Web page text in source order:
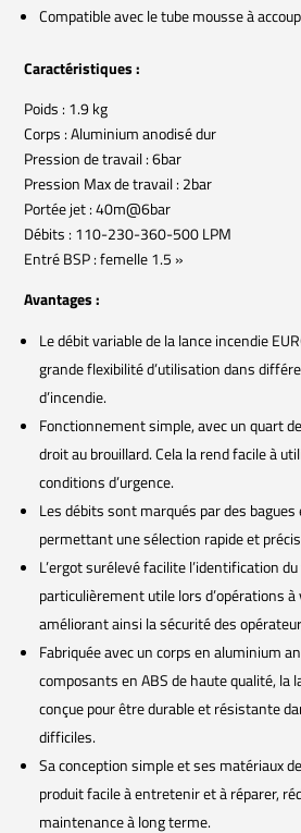
Compatible avec le tube mousse à
Caractéristiques :
Poids : 1.9 kg
Corps : Aluminium anodisé dur
Pression de travail : 6bar
Pression Max de travail : 2bar
Portée jet : 40m@6bar
Débits : 110-230-360-500 LPM
Entré BSP : femelle 1.5 »
Avantages :
Le débit variable de la lance incendie
grande flexibilité d’utilisation dans
d’incendie.
Fonctionnement simple, avec un quart
droit au brouillard. Cela la rend facile à
conditions d’urgence.
Les débits sont marqués par des
permettant une sélection rapide et
L’ergot surélevé facilite l’identification
particulièrement utile lors d’opérations
améliorant ainsi la sécurité des
Fabriquée avec un corps en aluminium
composants en ABS de haute qualité, la
conçue pour être durable et résistante
difficiles.
Sa conception simple et ses matériaux
produit facile à entretenir et à réparer,
maintenance à long terme.